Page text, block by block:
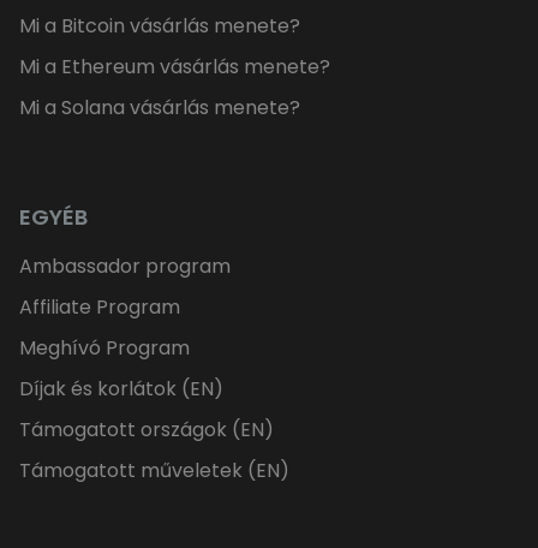
Mi a Bitcoin vásárlás menete?
Mi a Ethereum vásárlás menete?
Mi a Solana vásárlás menete?
EGYÉB
Ambassador program
Affiliate Program
Meghívó Program
Díjak és korlátok (EN)
Támogatott országok (EN)
Támogatott műveletek (EN)